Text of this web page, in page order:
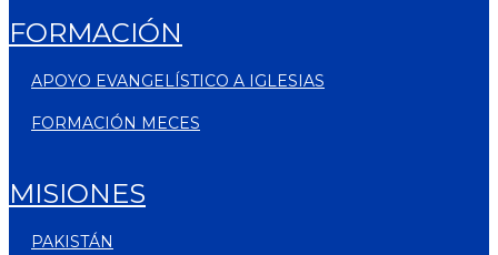
FORMACIÓN
APOYO EVANGELÍSTICO A IGLESIAS
FORMACIÓN MECES
MISIONES
PAKISTÁN